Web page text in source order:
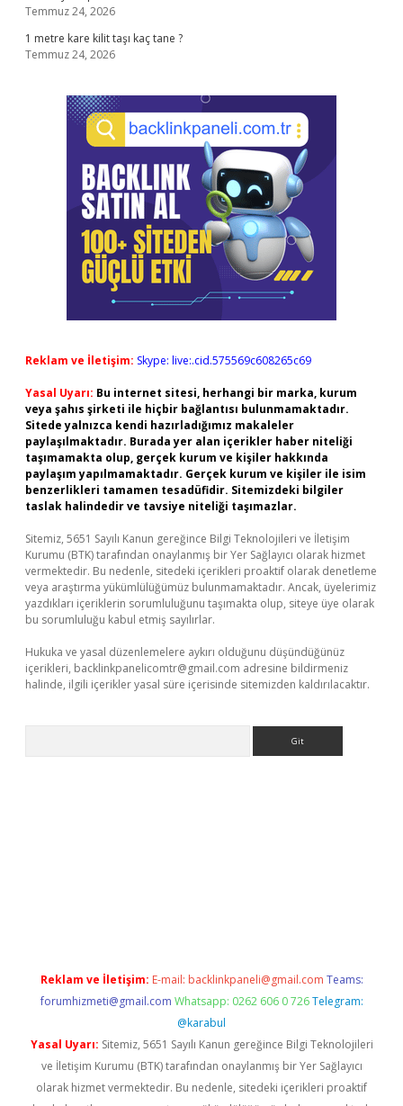
Temmuz 24, 2026
1 metre kare kilit taşı kaç tane ?
Temmuz 24, 2026
Reklam ve İletişim: Skype: live:.cid.575569c608265c69
Yasal Uyarı: Bu internet sitesi, herhangi bir marka, kurum
veya şahıs şirketi ile hiçbir bağlantısı bulunmamaktadır.
Sitede yalnızca kendi hazırladığımız makaleler
paylaşılmaktadır. Burada yer alan içerikler haber niteliği
taşımamakta olup, gerçek kurum ve kişiler hakkında
paylaşım yapılmamaktadır. Gerçek kurum ve kişiler ile isim
benzerlikleri tamamen tesadüfidir. Sitemizdeki bilgiler
taslak halindedir ve tavsiye niteliği taşımazlar.
Sitemiz, 5651 Sayılı Kanun gereğince Bilgi Teknolojileri ve İletişim
Kurumu (BTK) tarafından onaylanmış bir Yer Sağlayıcı olarak hizmet
vermektedir. Bu nedenle, sitedeki içerikleri proaktif olarak denetleme
veya araştırma yükümlülüğümüz bulunmamaktadır. Ancak, üyelerimiz
yazdıkları içeriklerin sorumluluğunu taşımakta olup, siteye üye olarak
bu sorumluluğu kabul etmiş sayılırlar.
Hukuka ve yasal düzenlemelere aykırı olduğunu düşündüğünüz
içerikleri, backlinkpanelicomtr@gmail.com adresine bildirmeniz
halinde, ilgili içerikler yasal süre içerisinde sitemizden kaldırılacaktır.
Reklam ve İletişim: E-mail: backlinkpaneli@gmail.com Teams:
forumhizmeti@gmail.com Whatsapp: 0262 606 0 726 Telegram:
@karabul
Yasal Uyarı: Sitemiz, 5651 Sayılı Kanun gereğince Bilgi Teknolojileri
ve İletişim Kurumu (BTK) tarafından onaylanmış bir Yer Sağlayıcı
olarak hizmet vermektedir. Bu nedenle, sitedeki içerikleri proaktif